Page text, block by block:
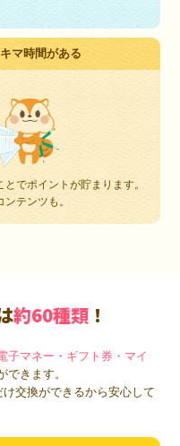
マ時間がある
でポイントが貯まります。
テンツも。
約60種類 ！
子マネー・ギフト券・マイ
できます。
け交換ができるから安心して